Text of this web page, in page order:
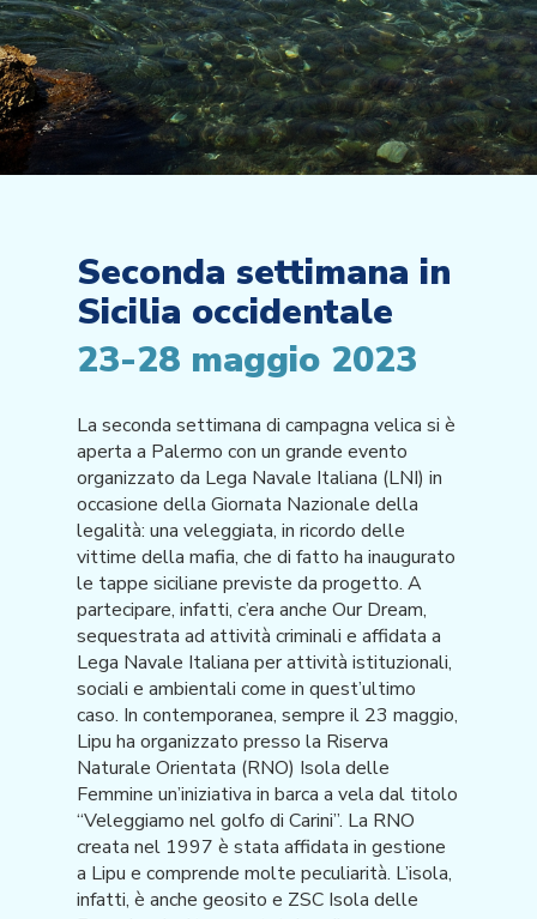
Seconda settimana in
Sicilia occidentale
23-28 maggio 2023
La seconda settimana di campagna velica si è
aperta a Palermo con un grande evento
organizzato da Lega Navale Italiana (LNI) in
occasione della Giornata Nazionale della
legalità: una veleggiata, in ricordo delle
vittime della mafia, che di fatto ha inaugurato
le tappe siciliane previste da progetto. A
partecipare, infatti, c’era anche Our Dream,
sequestrata ad attività criminali e affidata a
Lega Navale Italiana per attività istituzionali,
sociali e ambientali come in quest’ultimo
caso. In contemporanea, sempre il 23 maggio,
Lipu ha organizzato presso la Riserva
Naturale Orientata (RNO) Isola delle
Femmine un’iniziativa in barca a vela dal titolo
“Veleggiamo nel golfo di Carini”. La RNO
creata nel 1997 è stata affidata in gestione
a Lipu e comprende molte peculiarità. L’isola,
infatti, è anche geosito e ZSC Isola delle